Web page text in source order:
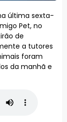
última sexta-
Pet, no
de
a tutores
foram
da manhã e